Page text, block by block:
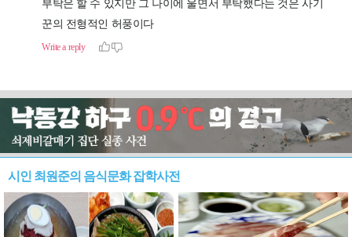
시인 최원준의 음식문화 잡학사전